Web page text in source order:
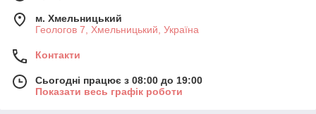
м. Хмельницький
Геологов 7, Хмельницький, Україна
Контакти
Сьогодні працює з 08:00 до 19:00
Показати весь графік роботи